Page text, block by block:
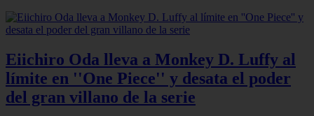
Eiichiro Oda lleva a Monkey D. Luffy al
límite en ''One Piece'' y desata el poder
del gran villano de la serie